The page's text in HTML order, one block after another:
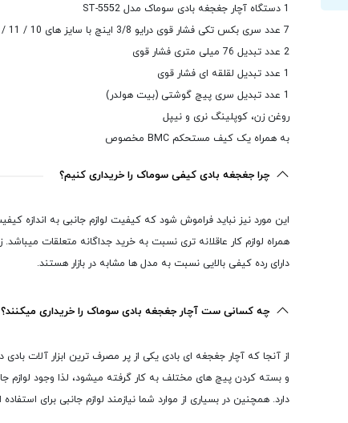
1 دستگاه آچار جغجغه بادی سوماک مدل ST-5552
7 عدد سری بکس تکی فشار قوی درایو 3/8 اینچ با سایز های 10 / 11 / 12 / 13 / 14 / 17 / 19 میلی متر
2 عدد تبدیل 76 میلی متری فشار قوی
1 عدد تبدیل لقلقه ای فشار قوی
1 عدد تبدیل سری پیچ گوشتی (بیت هولدر)
روغن زن، کوپلینگ نری و نیپل
به همراه یک کیف مستحکم BMC مخصوص
چرا جغجغه بادی کیفی سوماک را خریداری کنیم؟
این مورد نیز نباید فراموش شود که کیفیت لوازم جانبی به
همراه لوازم کار عاقلانه تری نسبت به خرید جداگانه متعلقات
دارای رده کیفی بالایی نسبت به مدل ها مشابه در بازار هستند.
چه کسانی ست آچار جغجغه بادی سوماک را خریداری میکنند؟
از آنجا که آچار جغجغه ای بادی یکی از پر مصرف ترین ابزار آلات
و بسته کردن پیچ های مختلف به کار گرفته میشود، لذا وجود لوازم
دارد. همچنین در بسیاری از موارد شما نیازمند لوازم جانبی برای